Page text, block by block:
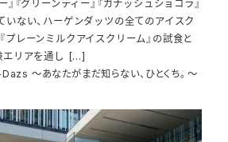
～あなたがまだ知らない、ひとくち。～
』『グリーンティー』『ガナッシュショコラ』
いない、ハーゲンダッツの全てのアイスク
プレーンミルクアイスクリーム』の試食と
エリアを通し […]